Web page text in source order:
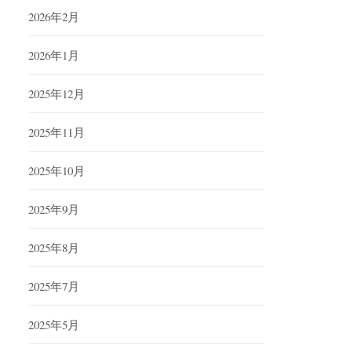
2026年2月
2026年1月
2025年12月
2025年11月
2025年10月
2025年9月
2025年8月
2025年7月
2025年5月